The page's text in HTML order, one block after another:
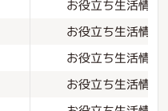
お役立ち生活情報
お役立ち生活情報
お役立ち生活情報
お役立ち生活情報